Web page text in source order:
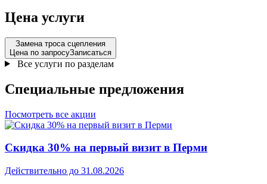
Цена услуги
Замена троса сцепления
Цена по запросуЗаписаться
Все услуги по разделам
Специальные предложения
Посмотреть все акции
Скидка 30% на первый визит в Перми
Действительно до 31.08.2026